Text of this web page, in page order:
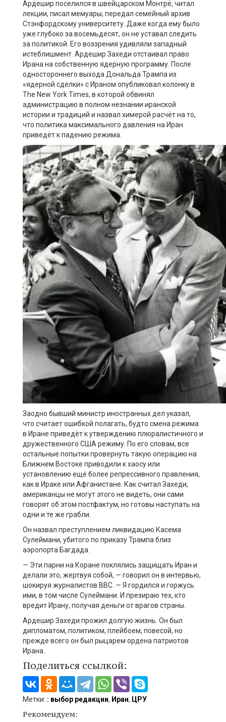
Ардешир поселился в швейцарском Монтрё, читал
лекции, писал мемуары, передал семейный архив
Стэнфордскому университету. Даже когда ему было
уже глубоко за восемьдесят, он не уставал следить
за политикой. Его воззрения удивляли западный
истеблишмент. Ардешир Захеди отстаивал право
Ирана на собственную ядерную программу. После
одностороннего выхода Дональда Трампа из
«ядерной сделки» с Ираном опубликовал колонку в
The New York Times, в которой обвинял
администрацию в полном незнании иранской
истории и традиций и назвал химерой расчёт на то,
что политика максимального давления на Иран
приведёт к падению режима.
Заодно бывший министр иностранных дел указал,
что считает ошибкой полагать, будто смена режима
в Иране приведёт к утверждению плюралистичного и
дружественного США режиму. По его словам, все
остальные попытки провернуть такую операцию на
Ближнем Востоке приводили к хаосу или
установлению ещё более репрессивного правления,
как в Ираке или Афганистане. Как считал Захеди,
американцы не могут этого не видеть, они сами
говорят об этом постфактум, но готовы наступать на
одни и те же грабли.
Он назвал преступлением ликвидацию Касема
Сулеймани, убитого по приказу Трампа близ
аэропорта Багдада.
— Эти парни на Коране поклялись защищать Иран и
делали это, жертвуя собой, — говорил он в интервью,
шокируя журналистов BBC. — Я гордился и горжусь
ими, в том числе Сулеймани. И презираю тех, кто
вредит Ирану, получая деньги от врагов страны.
Ардешир Захеди прожил долгую жизнь. Он был
дипломатом, политиком, плейбоем, повесой, но
прежде всего он был рыцарем ордена патриотов
Ирана.
Поделиться ссылкой:
Метки: : выбор редакции, Иран, ЦРУ
Рекомендуем: